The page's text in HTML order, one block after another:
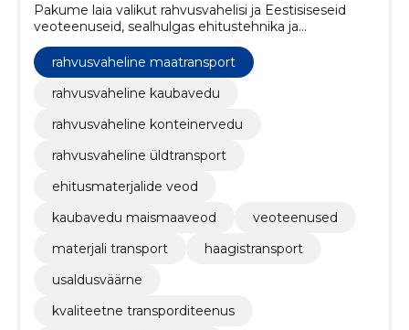
Pakume laia valikut rahvusvahelisi ja Eestisiseseid
veoteenuseid, sealhulgas ehitustehnika ja
ehitusmaterjalide transportimist, kaubavedu ja palju
muud!rahvusvaheline maatransport
rahvusvaheline kaubavedu
rahvusvaheline konteinervedu
rahvusvaheline üldtransport
ehitusmaterjalide veod
kaubavedu maismaaveod
veoteenused
materjali transport
haagistransport
usaldusväärne
kvaliteetne transporditeenus